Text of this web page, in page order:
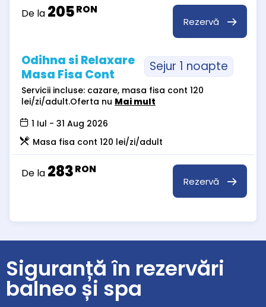
De la 205RON
Rezervă
Odihna si Relaxare
Masa Fisa Cont
Sejur 1 noapte
Servicii incluse: cazare, masa fisa cont 120
lei/zi/adult.Oferta nu Mai mult
1 Iul - 31 Aug 2026
Masa fisa cont 120 lei/zi/adult
De la 283RON
Rezervă
Siguranță în rezervări
balneo și spa